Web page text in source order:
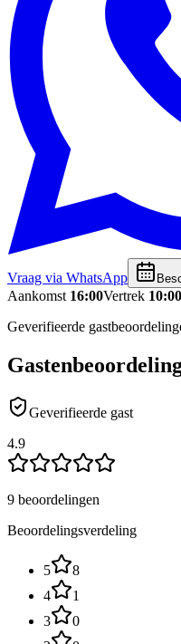
Vraag via WhatsApp
Aankomst 16:00Vertrek 10:00
Geverifieerde
Geverifieerde gast
4.9
9 beoordelingen
Beoordelingsverdeling
5
8
4
1
3
0